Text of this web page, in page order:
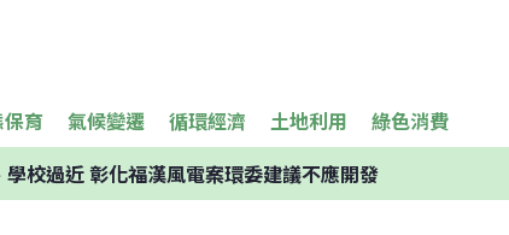
育 氣候變遷 循環經濟 土地利用 綠色消費
校過近 彰化福漢風電案環委建議不應開發